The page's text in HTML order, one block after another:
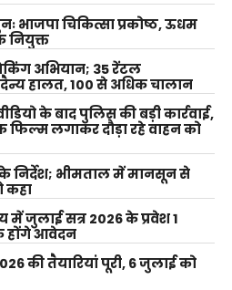
भाजपा चिकित्सा प्रकोष्ठ, ऊधम
नियुक्त
अभियान; 35 रेंटल
हालत, 100 से अधिक चालान
के बाद पुलिस की बड़ी कार्रवाई,
लगाकर दौड़ा रहे वाहन को
के निर्देश; भीमताल में मानसून से
कहा
में जुलाई सत्र 2026 के प्रवेश 1
होंगे आवेदन
की तैयारियां पूरी, 6 जुलाई को